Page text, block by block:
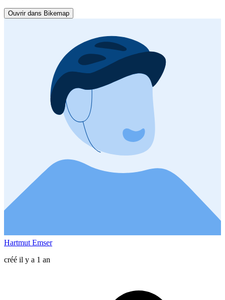
Ouvrir dans Bikemap
Hartmut Emser
créé il y a 1 an